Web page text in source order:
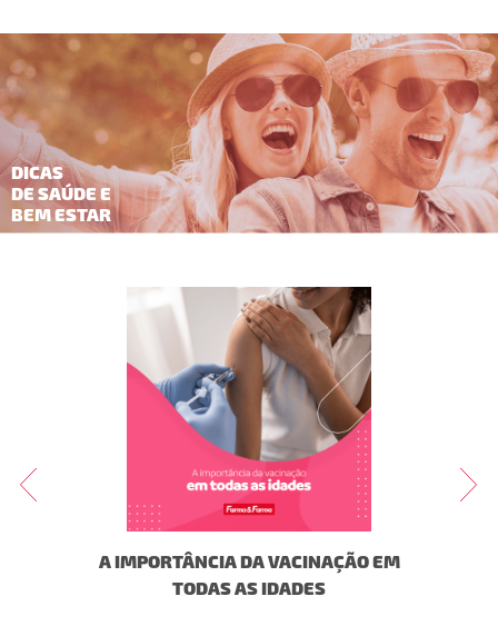
DICAS
DE SAÚDE E
BEM ESTAR
A IMPORTÂNCIA DA VACINAÇÃO EM
TODAS AS IDADES